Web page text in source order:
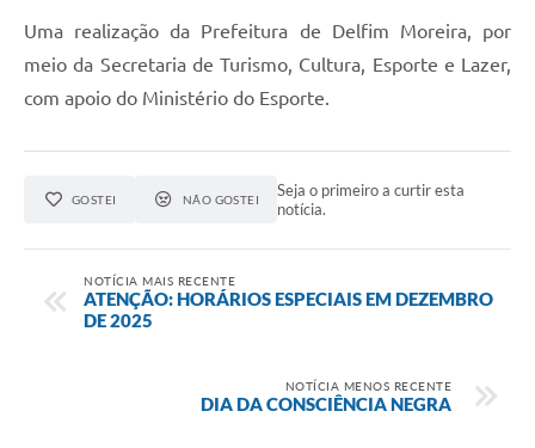
Uma realização da Prefeitura de Delfim Moreira, por
meio da Secretaria de Turismo, Cultura, Esporte e Lazer,
com apoio do Ministério do Esporte.
GOSTEI NÃO GOSTEI
Seja o primeiro a curtir esta
notícia.
NOTÍCIA MAIS RECENTE
ATENÇÃO: HORÁRIOS ESPECIAIS EM DEZEMBRO
DE 2025
NOTÍCIA MENOS RECENTE
DIA DA CONSCIÊNCIA NEGRA